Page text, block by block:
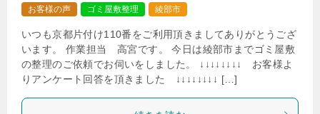
お客様の声
ゴミ屋敷整理 綾部市
いつも京都片付け110番をご利用頂きましてありがとうござ
います。 作業担当 高宮です。 今日は綾部市までゴミ屋敷
の整理のご依頼でお伺いをしました。 ↓↓↓↓↓↓↓↓ お客様よ
りアンケート回答を頂きました ↓↓↓↓↓↓↓↓ […]